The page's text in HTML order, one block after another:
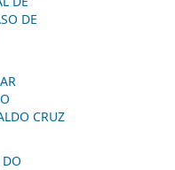
DE
CRUZ